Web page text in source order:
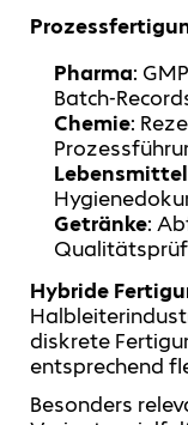
Pharma:
Batch-
Chemie:
Lebensmittel
Getränke:
Hybride
diskrete
entsprechend
Besonders